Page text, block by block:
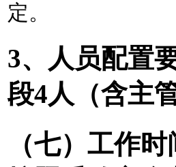
定。
3、
人员配置
段4人（含主
（七）工作时